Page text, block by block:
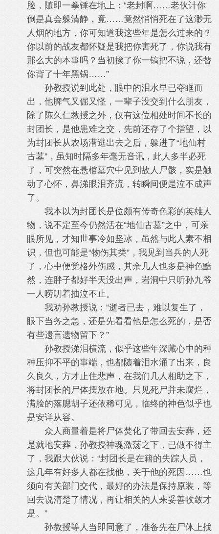
脸，随即一拳锤在地上：“老封啊……老伙计你
倒是真会躲清静，竟……竟然悄悄死在了这渺无
人烟的地方，你可知道我这些年是怎么过来的？
你以前的战友都怀疑是我把你害死了，你说我有
那么大的本事吗？当初挨了你一镐把不说，还替
你背了十年黑锅……”
孙教授说到此处，眼中的泪水早已夺眶而
出，他脾气又倔又怪，一辈子没交到什么朋友，
除了陈久仁教授之外，仅有这位相处时间不长的
封团长，是他患难之交，先前还存了个指望，以
为封团长从农场潜逃出去之后，躲进了“地仙村
古墓”，虽知时隔多年毫无音讯，此人多半必死
了，可突然在悬棺墓穴中见到故人尸骸，实是触
动了心怀，鼻涕眼泪齐流，转瞬间便是泣不成声
了。
我本以为封团长是位颇有传奇色彩的英雄人
物，说不定至今仍然活在“地仙古墓”之中，可亲
眼所见，才知世事冷如坚冰，虽然与此人素不相
识，但也可能是“物伤其类”，我见到当兵的人死
了，心中便觉格外伤感，其余几人也多是神色黯
然，连胖子都好半天没出声，岩洞中只听孙九爷
一人唠叨着抽泣不止。
我劝孙教授说：“逝者已去，难以复生了，
眼下当务之急，还是先看看他是怎么死的，是否
有些遗言遗物留下？”
孙教授涕泪横流，似乎这些年深藏心中的种
种压抑不平的事端，也都随着泪水涌了出来，良
久良久，方才止住悲声，在我们几人相助之下，
将封团长的尸体摆放在地。只见死尸并未腐烂，
满脸的落腮胡子还依稀可见，临终的神色似乎也
是安详从容。
众人商量着是将尸体焚化了带回去安葬，还
是就地安葬，孙教授神魂激荡之下，已做不得主
了，我跟大伙说：“封团长是在籍的失踪人员，
这几年有好多人都在找他，关于他的死因……也
须向有关部门交代，最好的办法是保持原装，等
回去说清楚了情况，再让相关的人来妥善收敛才
是。”
孙教授等人当即同意了，准备先在尸体上找